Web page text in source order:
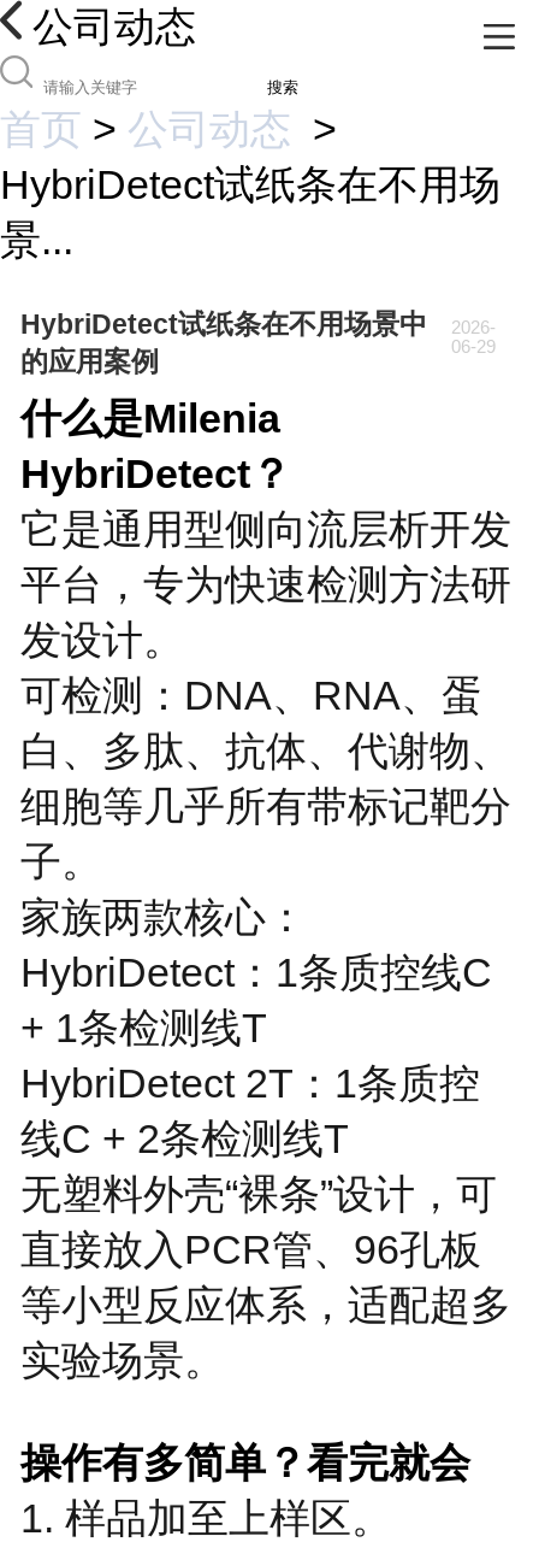
公司动态
搜索
首页 > 公司动态 >
HybriDetect试纸条在不用场
景...
HybriDetect试纸条在不用场景中
的应用案例
2026-
06-29
什么是Milenia
HybriDetect？
它是通用型侧向流层析开发
平台，专为快速检测方法研
发设计。
可检测：DNA、RNA、蛋
白、多肽、抗体、代谢物、
细胞等几乎所有带标记靶分
子。
家族两款核心：
HybriDetect：1条质控线C
+ 1条检测线T
HybriDetect 2T：1条质控
线C + 2条检测线T
无塑料外壳“裸条”设计，可
直接放入PCR管、96孔板
等小型反应体系，适配超多
实验场景。
操作有多简单？看完就会
1. 样品加至上样区。